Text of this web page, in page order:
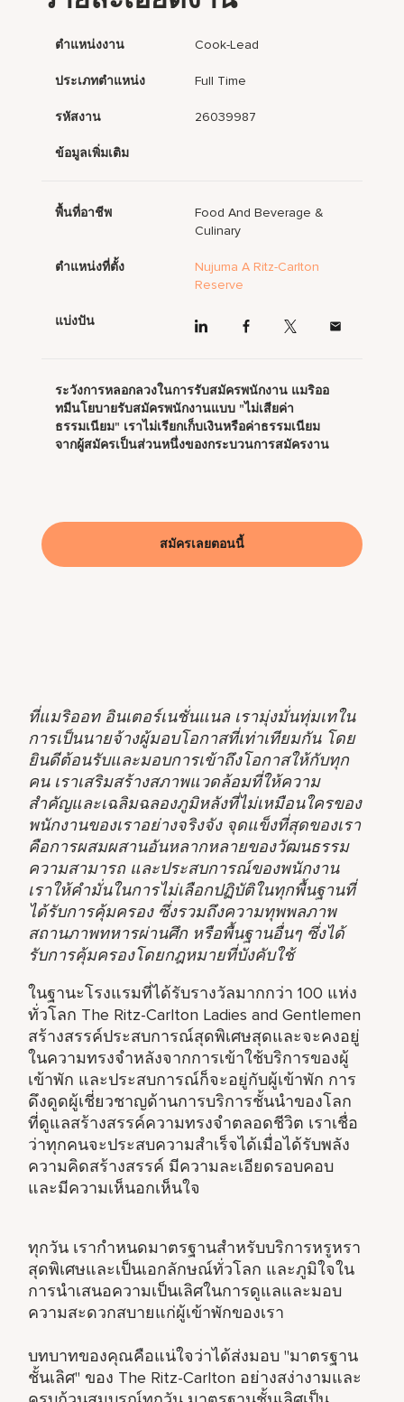
ที่แมริออท อินเตอร์เนชั่นแนล เรามุ่งมั่นทุ่มเทใน
การเป็นนายจ้างผู้มอบโอกาสที่เท่าเทียมกัน โดย
ยินดีต้อนรับและมอบการเข้าถึงโอกาสให้กับทุก
คน เราเสริมสร้างสภาพแวดล้อมที่ให้ความ
สำคัญและเฉลิมฉลองภูมิหลังที่ไม่เหมือนใครของ
พนักงานของเราอย่างจริงจัง จุดแข็งที่สุดของเรา
คือการผสมผสานอันหลากหลายของวัฒนธรรม
ความสามารถ และประสบการณ์ของพนักงาน
เราให้คำมั่นในการไม่เลือกปฏิบัติในทุกพื้นฐานที่
ได้รับการคุ้มครอง ซึ่งรวมถึงความทุพพลภาพ
สถานภาพทหารผ่านศึก หรือพื้นฐานอื่นๆ ซึ่งได้
รับการคุ้มครองโดยกฎหมายที่บังคับใช้
ในฐานะโรงแรมที่ได้รับรางวัลมากกว่า 100 แห่ง
ทั่วโลก The Ritz-Carlton Ladies and Gentlemen
สร้างสรรค์ประสบการณ์สุดพิเศษสุดและจะคงอยู่
ในความทรงจำหลังจากการเข้าใช้บริการของผู้
เข้าพัก และประสบการณ์ก็จะอยู่กับผู้เข้าพัก การ
ดึงดูดผู้เชี่ยวชาญด้านการบริการชั้นนำของโลก
ที่ดูแลสร้างสรรค์ความทรงจำตลอดชีวิต เราเชื่อ
ว่าทุกคนจะประสบความสำเร็จได้เมื่อได้รับพลัง
ความคิดสร้างสรรค์ มีความละเอียดรอบคอบ
และมีความเห็นอกเห็นใจ
ทุกวัน เรากำหนดมาตรฐานสำหรับบริการหรูหรา
สุดพิเศษและเป็นเอกลักษณ์ทั่วโลก และภูมิใจใน
การนำเสนอความเป็นเลิศในการดูแลและมอบ
ความสะดวกสบายแก่ผู้เข้าพักของเรา
บทบาทของคุณคือแน่ใจว่าได้ส่งมอบ "มาตรฐาน
ชั้นเลิศ" ของ The Ritz-Carlton อย่างสง่างามและ
ตำแหน่งงาน Cook-Lead
ประเภทตำแหน่ง Full Time
รหัสงาน 26039987
ข้อมูลเพิ่มเติม
พื้นที่อาชีพ
Food And Beverage &
Culinary
ตำแหน่งที่ตั้ง
Nujuma A Ritz-Carlton
Reserve
แบ่งปัน
ระวังการหลอกลวงในการรับสมัครพนักงาน แมริออ
ทมีนโยบายรับสมัครพนักงานแบบ "ไม่เสียค่า
ธรรมเนียม" เราไม่เรียกเก็บเงินหรือค่าธรรมเนียม
จากผู้สมัครเป็นส่วนหนึ่งของกระบวนการสมัครงาน
สมัครเลยตอนนี้